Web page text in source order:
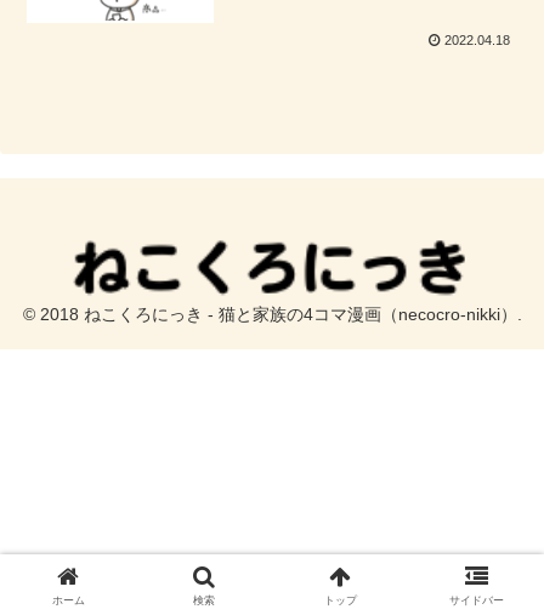
2022.04.18
© 2018 ねこくろにっき - 猫と家族の4コマ漫画（necocro-nikki）.
ホーム 検索 トップ サイドバー